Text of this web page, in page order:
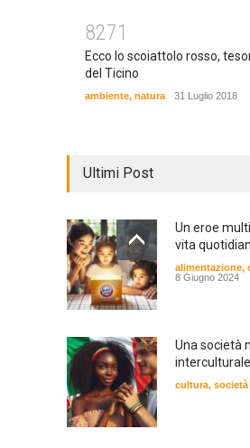
8271
Ecco lo scoiattolo rosso,
del Ticino
ambiente, natura 31 Luglio 2018
Ultimi Post
Un eroe
vita
alimentazione,
8 Giugno 2024
Una società
cultura, società